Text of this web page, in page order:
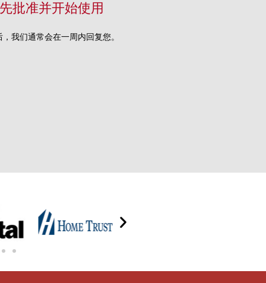
批准并开始使用
我们通常会在一周内回复您。